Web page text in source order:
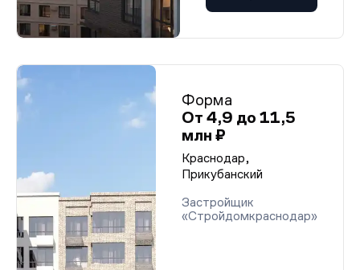
Форма
От 4,9 до 11,5
млн ₽
Краснодар,
Прикубанский
Застройщик
«Стройдомкраснодар»